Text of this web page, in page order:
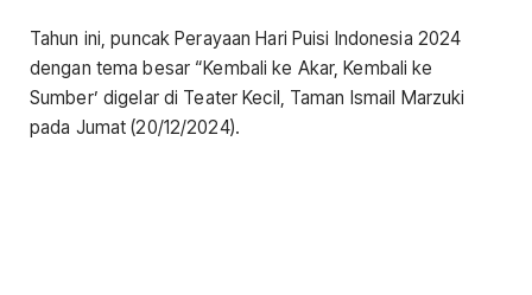
Tahun ini, puncak Perayaan Hari Puisi Indonesia 2024
dengan tema besar “Kembali ke Akar, Kembali ke
Sumber’ digelar di Teater Kecil, Taman Ismail Marzuki
pada Jumat (20/12/2024).